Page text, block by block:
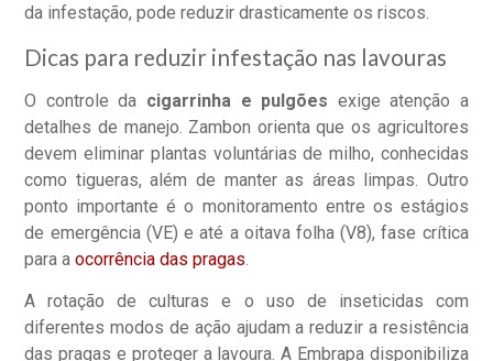
da infestação, pode reduzir drasticamente os riscos.
Dicas para reduzir infestação nas lavouras
O controle da cigarrinha e pulgões exige atenção a
detalhes de manejo. Zambon orienta que os agricultores
devem eliminar plantas voluntárias de milho, conhecidas
como tigueras, além de manter as áreas limpas. Outro
ponto importante é o monitoramento entre os estágios
de emergência (VE) e até a oitava folha (V8), fase crítica
para aocorrência das pragas.
A rotação de culturas e o uso de inseticidas com
diferentes modos de ação ajudam a reduzir a resistência
das pragas e proteger a lavoura. A Embrapa disponibiliza